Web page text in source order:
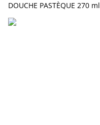
DOUCHE PASTÈQUE 270 ml